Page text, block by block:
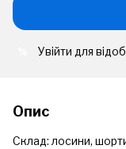
Увійти для
Опис
Склад: лосини,